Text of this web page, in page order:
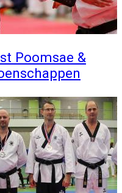
Poomsae &